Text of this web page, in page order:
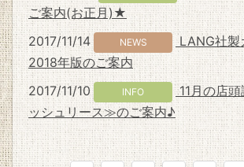
ご案内(お正月)★
2017/11/14
NEWS
LANG社製
2018年版のご案内
2017/11/10
INFO
11月の店
ッシュリース≫のご案内♪